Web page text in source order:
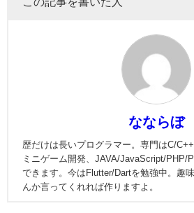
なならぼ
歴だけは長いプログラマー。専門はC/
ミニゲーム開発、JAVA/JavaScript/PHP/
できます。今はFlutter/Dartを勉強中。趣
んか言ってくれれば作りますよ。